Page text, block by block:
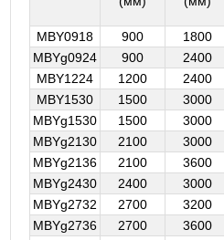
MBY0918
900 1800
MBYg0924
900 2400
MBY1224
1200 2400
MBY1530
1500 3000
MBYg1530
1500 3000
MBYg2130
2100 3000
MBYg2136
2100 3600
MBYg2430
2400 3000
MBYg2732
2700 3200
MBYg2736
2700 3600